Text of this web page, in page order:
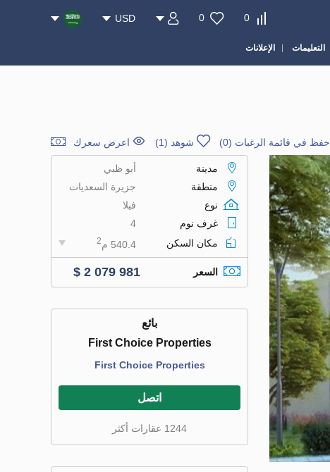
0
0
USD
التعليمات الإعلانات
حفظ في قائمة الرغبات (
0
) شوهد (1) اعرض سعرك
مدينة
أبو ظبي
منطقة
جزيرة السعديات
نوع
فيلا
غرف نوم
4
مكان السكن
540.4 م 2
السعر $ 2 079 981
بائع
First Choice Properties
First Choice Properties
اتصل
1244 عقارات أكثر